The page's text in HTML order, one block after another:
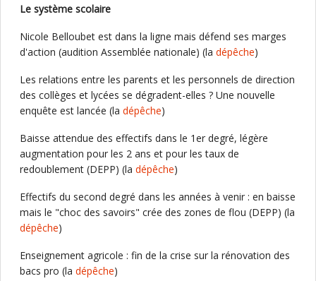
Le système scolaire
Nicole Belloubet est dans la ligne mais défend ses marges
d'action (audition Assemblée nationale) (la dépêche)
Les relations entre les parents et les personnels de direction
des collèges et lycées se dégradent-elles ? Une nouvelle
enquête est lancée (la dépêche)
Baisse attendue des effectifs dans le 1er degré, légère
augmentation pour les 2 ans et pour les taux de
redoublement (DEPP) (la dépêche)
Effectifs du second degré dans les années à venir : en baisse
mais le "choc des savoirs" crée des zones de flou (DEPP) (la
dépêche)
Enseignement agricole : fin de la crise sur la rénovation des
bacs pro (la dépêche)